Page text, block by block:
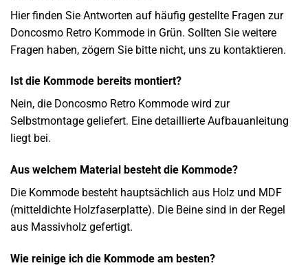
Hier finden Sie Antworten auf häufig gestellte Fragen zur
Doncosmo Retro Kommode in Grün. Sollten Sie weitere
Fragen haben, zögern Sie bitte nicht, uns zu kontaktieren.
Ist die Kommode bereits montiert?
Nein, die Doncosmo Retro Kommode wird zur
Selbstmontage geliefert. Eine detaillierte Aufbauanleitung
liegt bei.
Aus welchem Material besteht die Kommode?
Die Kommode besteht hauptsächlich aus Holz und MDF
(mitteldichte Holzfaserplatte). Die Beine sind in der Regel
aus Massivholz gefertigt.
Wie reinige ich die Kommode am besten?